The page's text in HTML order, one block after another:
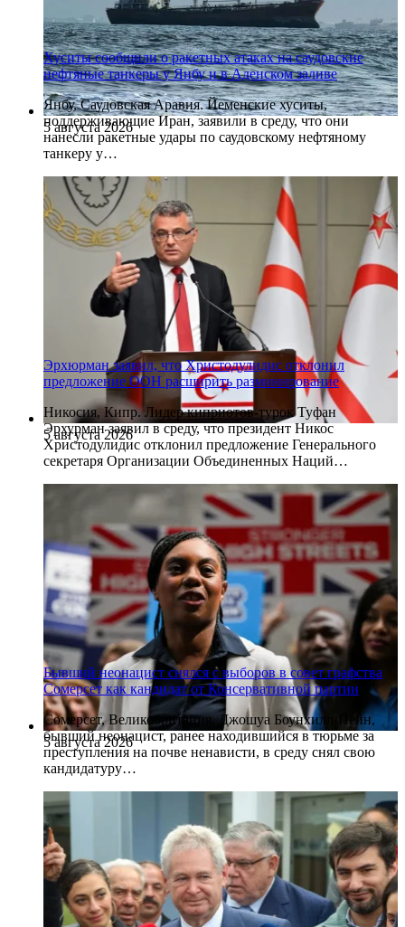
5 августа 2026
Хуситы сообщили о ракетных атаках на саудовские
нефтяные танкеры у Янбу и в Аденском заливе
Янбу, Саудовская Аравия. Йеменские хуситы,
поддерживающие Иран, заявили в среду, что они
нанесли ракетные удары по саудовскому нефтяному
танкеру у…
5 августа 2026
Эрхюрман заявил, что Христодулидис отклонил
предложение ООН расширить разминирование
Никосия, Кипр. Лидер киприотов-турок Туфан
Эрхурман заявил в среду, что президент Никос
Христодулидис отклонил предложение Генерального
секретаря Организации Объединенных Наций…
5 августа 2026
Бывший неонацист снялся с выборов в совет графства
Сомерсет как кандидат от Консервативной партии
Сомерсет, Великобритания. Джошуа Боунхилл-Пейн,
бывший неонацист, ранее находившийся в тюрьме за
преступления на почве ненависти, в среду снял свою
кандидатуру…